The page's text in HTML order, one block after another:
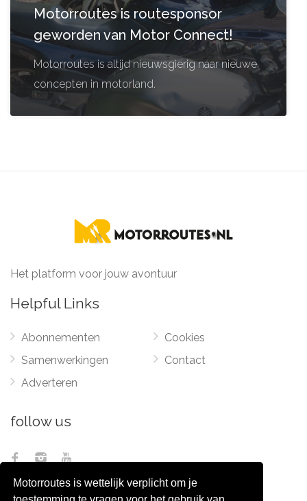
Motorroutes is wettelijk verplicht om je
Motorroutes is routesponsor
geworden van Motor Connect!
Motorroutes is altijd nieuwsgierig naar nieuwe
concepten in motorland.
Het platform voor jouw avontuur
Helpful Links
Abonnementen
Samenwerkingen
Adverteren
Cookies
Contact
follow us